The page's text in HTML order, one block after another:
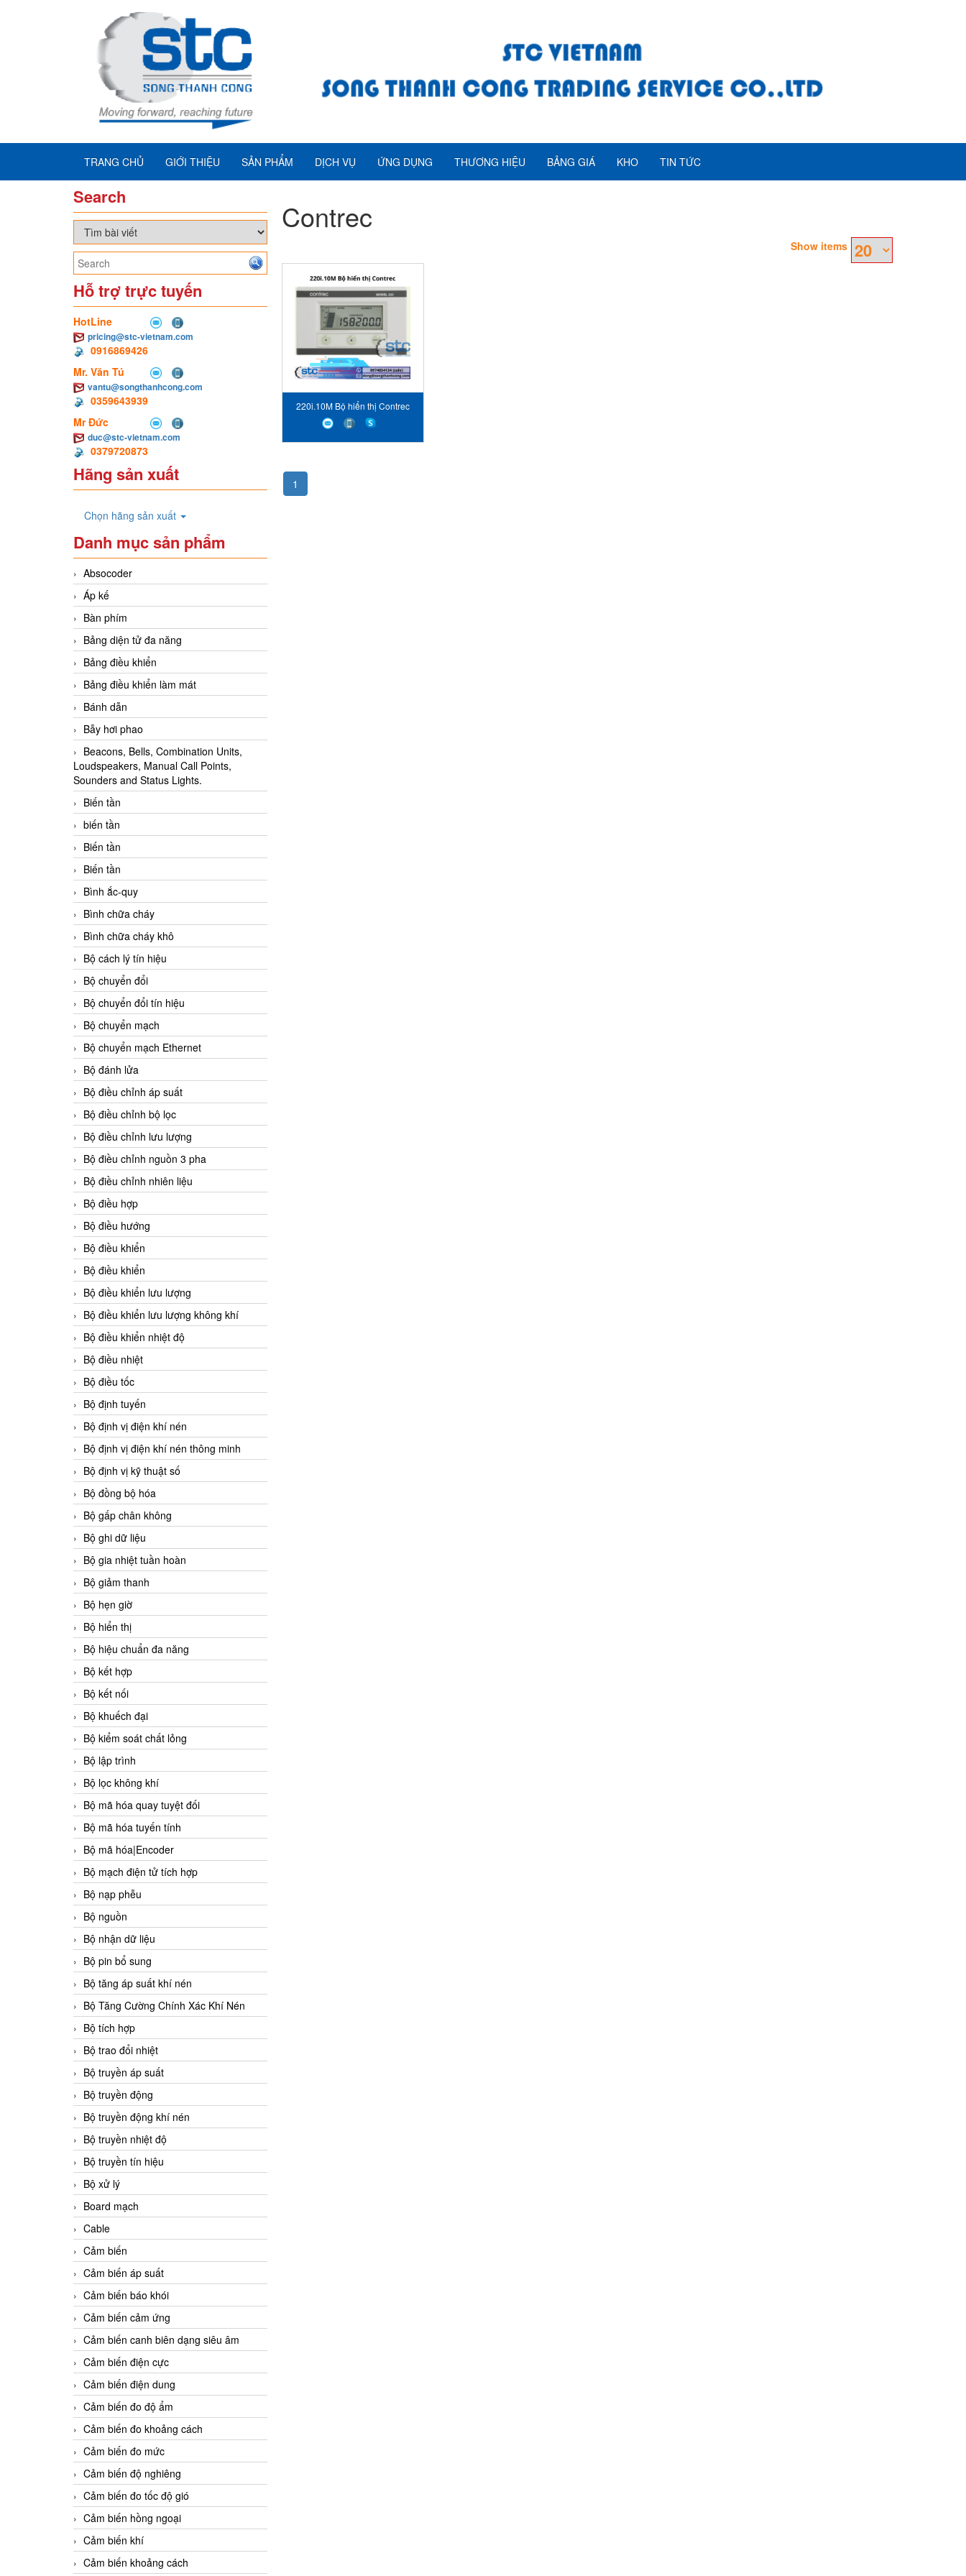
TRANG CHỦ GIỚI THIỆU SẢN PHẨM DỊCH VỤ ỨNG DỤNG THƯƠNG HIỆU BẢNG GIÁ KHO TIN TỨC
Search
Hỗ trợ trực tuyến
HotLine
pricing@stc-vietnam.com
0916869426
Mr. Văn Tú
vantu@songthanhcong.com
0359643939
Mr Đức
duc@stc-vietnam.com
0379720873
Hãng sản xuất
Chọn hãng sản xuất
Danh mục sản phẩm
Absocoder
Áp kế
Bàn phím
Bảng diện tử đa năng
Bảng điều khiển
Bảng điều khiển làm mát
Bánh dẫn
Bẫy hơi phao
Beacons, Bells, Combination Units,
Loudspeakers, Manual Call Points,
Sounders and Status Lights.
Biến tần
biến tần
Biến tần
Biến tần
Bình ắc-quy
Bình chữa cháy
Bình chữa cháy khô
Bộ cách lý tín hiệu
Bộ chuyển đổi
Bộ chuyển đổi tín hiệu
Bộ chuyển mạch
Bộ chuyển mạch Ethernet
Bộ đánh lửa
Bộ điều chỉnh áp suất
Bộ điều chỉnh bộ lọc
Bộ điều chỉnh lưu lượng
Bộ điều chỉnh nguồn 3 pha
Bộ điều chỉnh nhiên liệu
Bộ điều hợp
Bộ điều hướng
Bộ điều khiển
Bộ điều khiển
Bộ điều khiển lưu lượng
Bộ điều khiển lưu lượng không khí
Bộ điều khiển nhiệt độ
Bộ điều nhiệt
Bộ điều tốc
Bộ định tuyến
Bộ định vị điện khí nén
Bộ định vị điện khí nén thông minh
Bộ định vị kỹ thuật số
Bộ đồng bộ hóa
Bộ gấp chân không
Bộ ghi dữ liệu
Bộ gia nhiệt tuần hoàn
Bộ giảm thanh
Bộ hẹn giờ
Bộ hiển thị
Bộ hiệu chuẩn đa năng
Bộ kết hợp
Bộ kết nối
Bộ khuếch đại
Bộ kiểm soát chất lỏng
Bộ lập trình
Bộ lọc không khí
Bộ mã hóa quay tuyệt đối
Bộ mã hóa tuyến tính
Bộ mã hóa|Encoder
Bộ mạch điện tử tích hợp
Bộ nạp phễu
Bộ nguồn
Bộ nhận dữ liệu
Bộ pin bổ sung
Bộ tăng áp suất khí nén
Bộ Tăng Cường Chính Xác Khí Nén
Bộ tích hợp
Bộ trao đổi nhiệt
Bộ truyền áp suất
Bộ truyền động
Bộ truyền động khí nén
Bộ truyền nhiệt độ
Bộ truyền tín hiệu
Bộ xử lý
Board mạch
Cable
Cảm biến
Cảm biến áp suất
Cảm biến báo khói
Cảm biến cảm ứng
Cảm biến canh biên dạng siêu âm
Cảm biến điện cực
Cảm biến điện dung
Cảm biến đo độ ẩm
Cảm biến đo khoảng cách
Cảm biến đo mức
Cảm biến độ nghiêng
Cảm biến đo tốc độ gió
Cảm biến hồng ngoại
Cảm biến khí
Cảm biến khoảng cách
Contrec
Show items
220i.10M Bộ hiển thị Contrec
1